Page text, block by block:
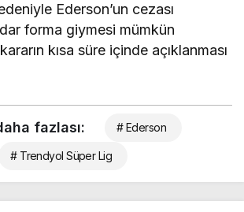
Ederson’un cezası
forma giymesi mümkün
kısa süre içinde açıklanması
fazlası: # Ederson
# Trendyol Süper Lig